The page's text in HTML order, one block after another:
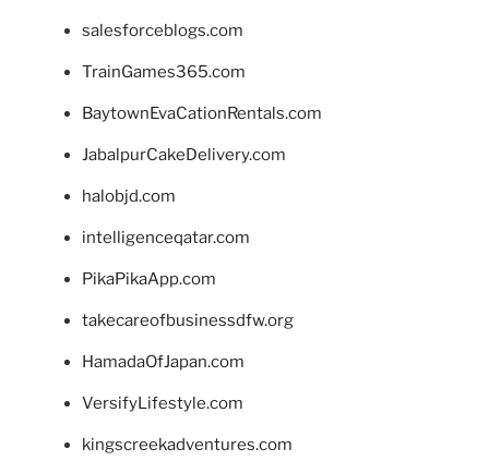
salesforceblogs.com
TrainGames365.com
BaytownEvaCationRentals.com
JabalpurCakeDelivery.com
halobjd.com
intelligenceqatar.com
PikaPikaApp.com
takecareofbusinessdfw.org
HamadaOfJapan.com
VersifyLifestyle.com
kingscreekadventures.com